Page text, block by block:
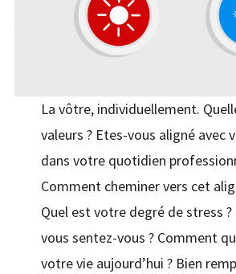
La vôtre, individuellement.
valeurs ? Etes-vous aligné avec
dans votre quotidien
Comment cheminer vers cet
Quel est votre degré de stress
vous sentez-vous ? Comment
votre vie aujourd’hui ? Bien